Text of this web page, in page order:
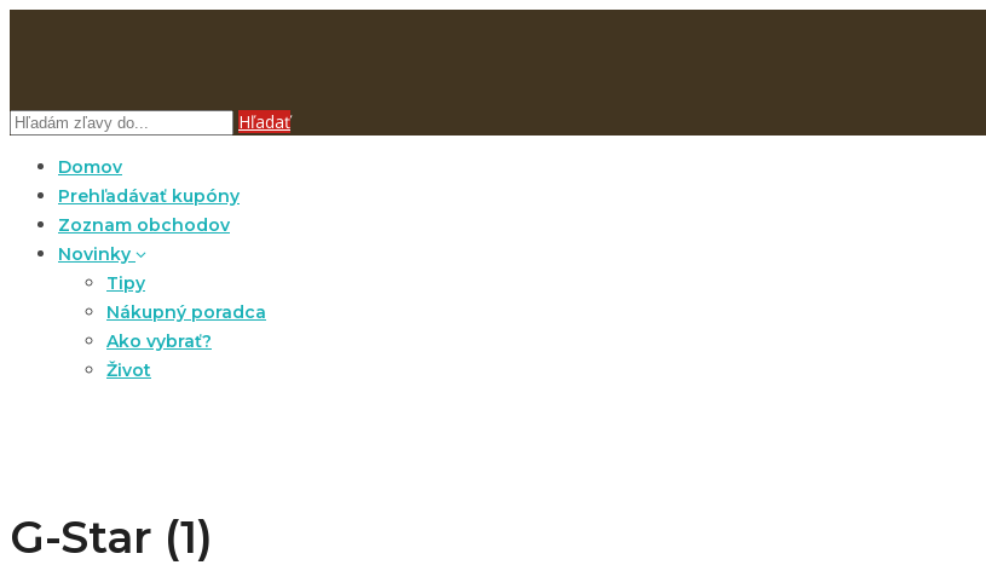
Hľadať
Domov
Prehľadávať kupóny
Zoznam obchodov
Novinky
Tipy
Nákupný poradca
Ako vybrať?
Život
G-Star (1)